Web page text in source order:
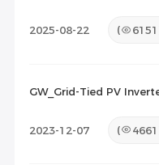
2025-08-22 ( 6151
GW_Grid-Tied PV
2023-12-07 ( 4661